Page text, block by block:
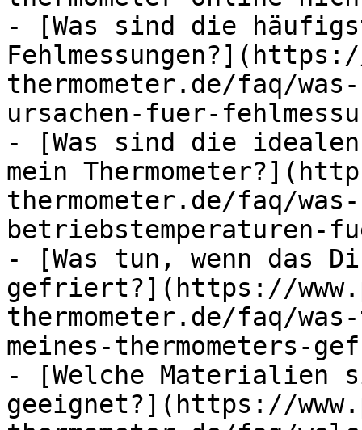
- [Was sind die
thermometer.de/faq/
ursachen-fuer-
- [Was sind die
mein
thermometer.de/faq/
betriebstemperaturen-
- [Was tun, wenn das
gefriert?](https://
thermometer.de/faq/
meines-thermometers-
- [Welche Materialien
geeignet?](https://